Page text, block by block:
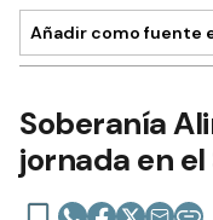
Añadir como fuente
Soberanía
jornada en